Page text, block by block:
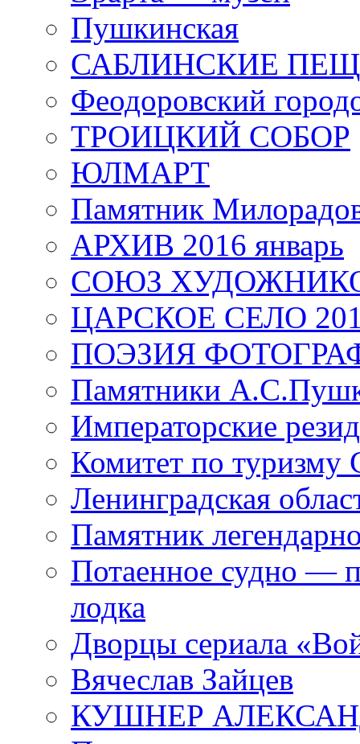
Пушкинская
САБЛИНСКИЕ
Феодоровский
ТРОИЦКИЙ СОБОР
ЮЛМАРТ
Памятник
АРХИВ 2016 январь
СОЮЗ
ЦАРСКОЕ СЕЛО
ПОЭЗИЯ
Памятники
Императорские
Комитет по туризму
Ленинградская
Памятник
Потаенное судно —
лодка
Дворцы сериала
Вячеслав Зайцев
КУШНЕР